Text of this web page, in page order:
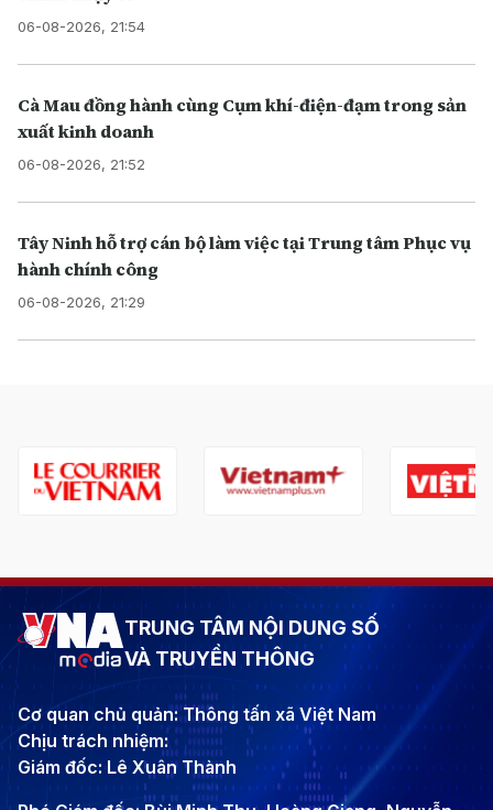
06-08-2026, 21:54
Cà Mau đồng hành cùng Cụm khí-điện-đạm trong sản
xuất kinh doanh
06-08-2026, 21:52
Tây Ninh hỗ trợ cán bộ làm việc tại Trung tâm Phục vụ
hành chính công
06-08-2026, 21:29
TRUNG TÂM NỘI DUNG SỐ
VÀ TRUYỀN THÔNG
Cơ quan chủ quản: Thông tấn xã Việt Nam
Chịu trách nhiệm:
Giám đốc: Lê Xuân Thành